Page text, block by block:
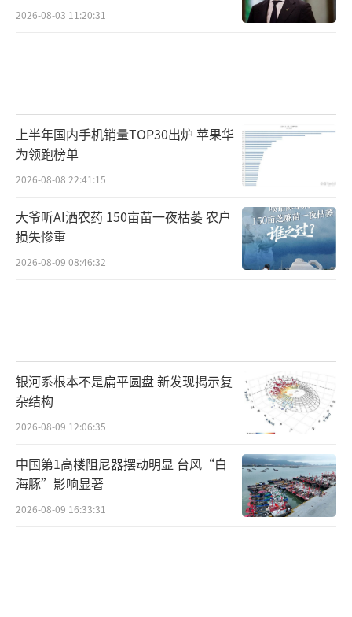
2026-08-03 11:20:31
上半年国内手机销量TOP30出炉 苹果华
为领跑榜单
2026-08-08 22:41:15
大爷听AI洒农药 150亩苗一夜枯萎 农户
损失惨重
2026-08-09 08:46:32
银河系根本不是扁平圆盘 新发现揭示复
杂结构
2026-08-09 12:06:35
中国第1高楼阻尼器摆动明显 台风“白
海豚”影响显著
2026-08-09 16:33:31